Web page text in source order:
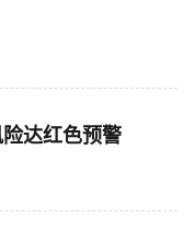
达红色预警